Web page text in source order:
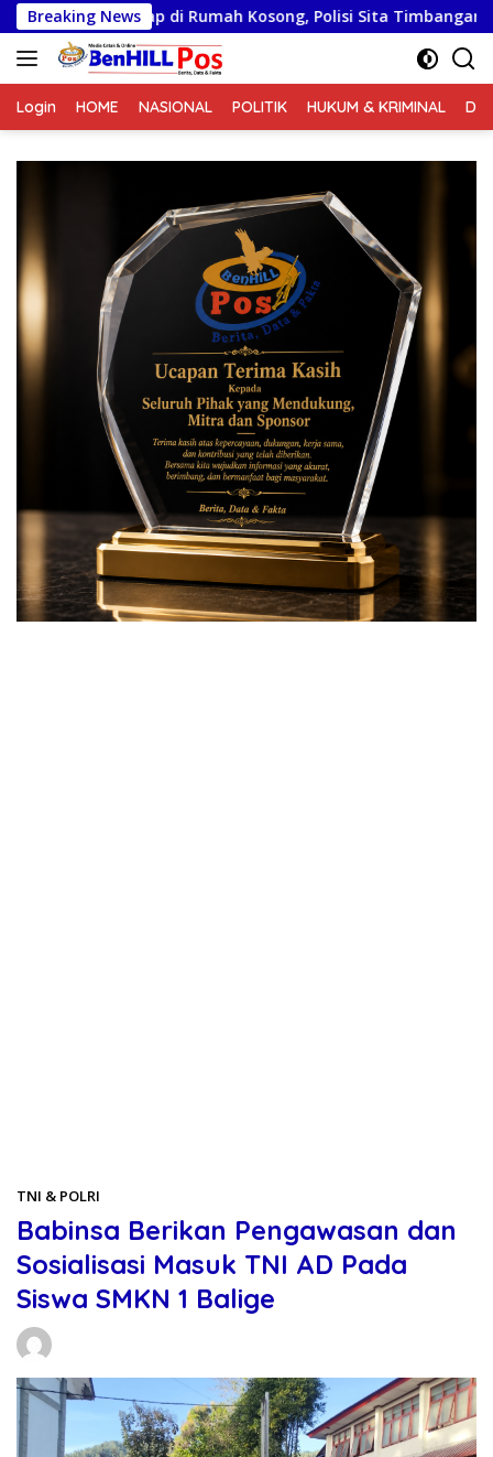
Langsung
ke
konten
Breaking News
di Rumah Kosong, Polisi Sita Timbangan Digital dan
Login HOME NASIONAL POLITIK HUKUM & KRIMINAL
TNI & POLRI
Babinsa Berikan Pengawasan dan
Sosialisasi Masuk TNI AD Pada
Siswa SMKN 1 Balige